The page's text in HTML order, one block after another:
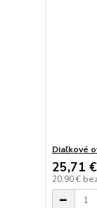
Diaľkové
25,71 €
20,90 €